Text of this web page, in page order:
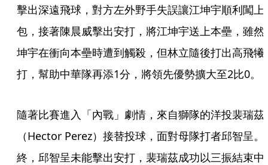
擊出深遠飛球，對方左外野手失誤讓江坤宇順利闖上
包，接著陳晨威擊出安打，將江坤宇送上本壘，雖然
坤宇在衝向本壘時遭到觸殺，但林立隨後打出高飛犧
打，幫助中華隊再添1分，將領先優勢擴大至2比0。
隨著比賽進入「內戰」劇情，來自獅隊的洋投裴瑞茲
（Hector Perez）接替投球，面對母隊打者邱智呈。
終，邱智呈未能擊出安打，裴瑞茲成功以三振結束中